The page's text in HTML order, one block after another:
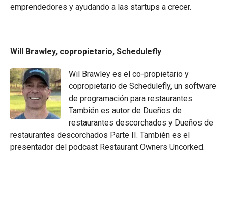
emprendedores y ayudando a las startups a crecer.
Will Brawley, copropietario, Schedulefly
Wil Brawley es el co-propietario y
copropietario de Schedulefly, un software
de programación para restaurantes.
También es autor de Dueños de
restaurantes descorchados y Dueños de
restaurantes descorchados Parte II. También es el
presentador del podcast Restaurant Owners Uncorked.